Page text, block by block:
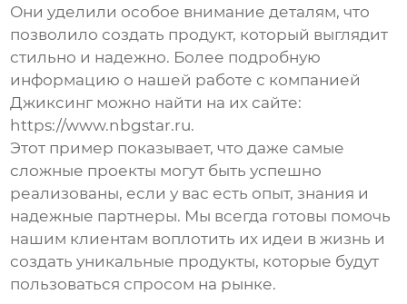
Они уделили особое внимание деталям, что
позволило создать продукт, который выглядит
стильно и надежно. Более подробную
информацию о нашей работе с компанией
Джиксинг можно найти на их сайте:
https://www.nbgstar.ru.
Этот пример показывает, что даже самые
сложные проекты могут быть успешно
реализованы, если у вас есть опыт, знания и
надежные партнеры. Мы всегда готовы помочь
нашим клиентам воплотить их идеи в жизнь и
создать уникальные продукты, которые будут
пользоваться спросом на рынке.